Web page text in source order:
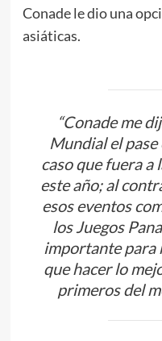
Conade le dio una
asiáticas.
“Conade me
Mundial el
caso que fuera a
este año; al
esos eventos
los Juegos
importante para
que hacer lo
primeros del